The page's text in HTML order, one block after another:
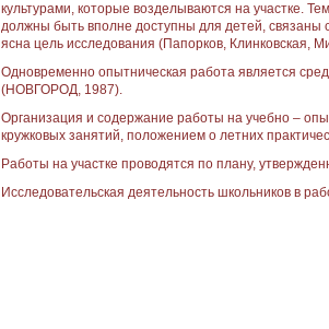
культурами, которые возделываются на участке.
должны быть вполне доступны для детей,
ясна цель исследования (Папорков, Клинковская,
Одновременно опытническая работа является
(НОВГОРОД, 1987).
Организация и содержание работы на учебно –
кружковых занятий, положением о летних
Работы на участке проводятся по плану,
Исследовательская деятельность школьников в